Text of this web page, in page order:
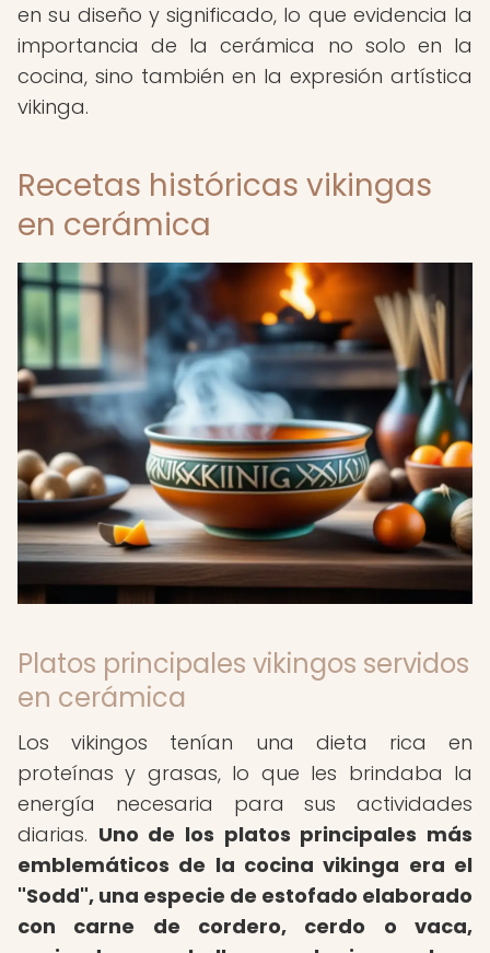
en su diseño y significado, lo que evidencia la
importancia de la cerámica no solo en la
cocina, sino también en la expresión artística
vikinga.
Recetas históricas vikingas
en cerámica
Platos principales vikingos servidos
en cerámica
Los vikingos tenían una dieta rica en
proteínas y grasas, lo que les brindaba la
energía necesaria para sus actividades
diarias. Uno de los platos principales más
emblemáticos de la cocina vikinga era el
"Sodd", una especie de estofado elaborado
con carne de cordero, cerdo o vaca,